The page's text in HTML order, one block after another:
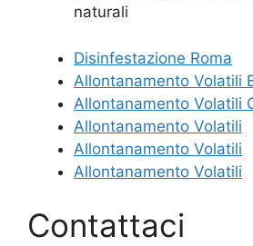
naturali
Disinfestazione Roma
Allontanamento Volatili
Allontanamento Volatili
Allontanamento Volatili
Allontanamento Volatili
Allontanamento Volatili
Contattaci